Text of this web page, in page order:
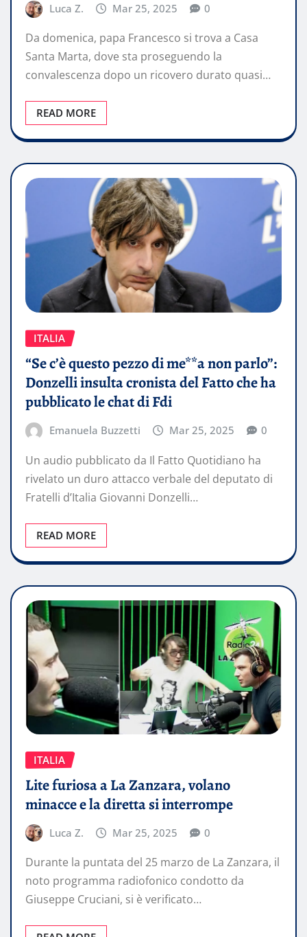
Luca Z. Mar 25, 2025 0
Da domenica, papa Francesco si trova a Casa
Santa Marta, dove sta proseguendo la
convalescenza dopo un ricovero durato quasi…
READ MORE
ITALIA
“Se c’è questo pezzo di me**a non parlo”:
Donzelli insulta cronista del Fatto che ha
pubblicato le chat di Fdi
Emanuela Buzzetti Mar 25, 2025 0
Un audio pubblicato da Il Fatto Quotidiano ha
rivelato un duro attacco verbale del deputato di
Fratelli d’Italia Giovanni Donzelli…
READ MORE
ITALIA
Lite furiosa a La Zanzara, volano
minacce e la diretta si interrompe
Luca Z. Mar 25, 2025 0
Durante la puntata del 25 marzo de La Zanzara, il
noto programma radiofonico condotto da
Giuseppe Cruciani, si è verificato…